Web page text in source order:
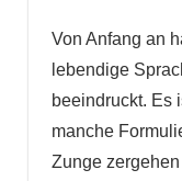
Von Anfang an
lebendige
beeindruckt. Es
manche
Zunge